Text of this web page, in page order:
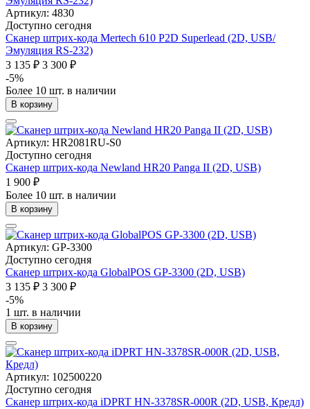
Артикул: 4830
Доступно сегодня
Сканер штрих-кода Mertech 610 P2D Superlead (2D, USB/
Эмуляция RS-232)
3 135 ₽ 3 300 ₽
-5%
Более 10 шт. в наличии
В корзину
Артикул: HR2081RU-S0
Доступно сегодня
Сканер штрих-кода Newland HR20 Panga II (2D, USB)
1 900 ₽
Более 10 шт. в наличии
В корзину
Артикул: GP-3300
Доступно сегодня
Сканер штрих-кода GlobalPOS GP-3300 (2D, USB)
3 135 ₽ 3 300 ₽
-5%
1 шт. в наличии
В корзину
Артикул: 102500220
Доступно сегодня
Сканер штрих-кода iDPRT HN-3378SR-000R (2D, USB, Кредл)